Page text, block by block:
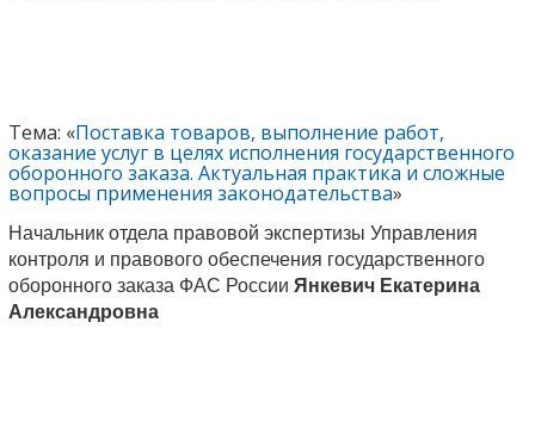
Тема: «Поставка товаров, выполнение работ,
оказание услуг в целях исполнения государственного
оборонного заказа. Актуальная практика и сложные
вопросы применения законодательства»
Начальник отдела правовой экспертизы Управления
контроля и правового обеспечения государственного
оборонного заказа ФАС России Янкевич Екатерина
Александровна